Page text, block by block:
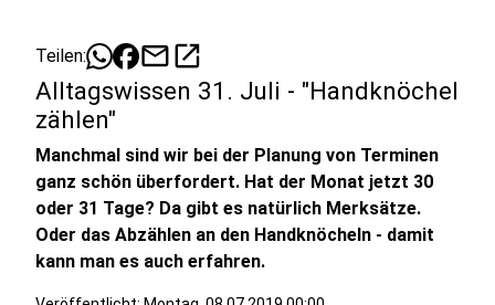
Teilen: mailopen_in_new
Alltagswissen 31. Juli - "Handknöchel
zählen"
Manchmal sind wir bei der Planung von Terminen
ganz schön überfordert. Hat der Monat jetzt 30
oder 31 Tage? Da gibt es natürlich Merksätze.
Oder das Abzählen an den Handknöcheln - damit
kann man es auch erfahren.